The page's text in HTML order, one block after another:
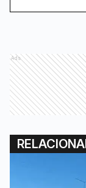
Ads